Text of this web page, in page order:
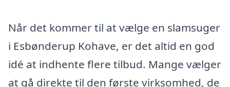
Når det kommer til at vælge en slamsuger
i Esbønderup Kohave, er det altid en god
idé at indhente flere tilbud. Mange vælger
at gå direkte til den første virksomhed, de